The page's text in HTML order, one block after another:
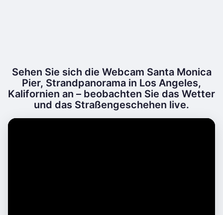
Sehen Sie sich die Webcam Santa Monica
Pier, Strandpanorama in Los Angeles,
Kalifornien an – beobachten Sie das Wetter
und das Straßengeschehen live.